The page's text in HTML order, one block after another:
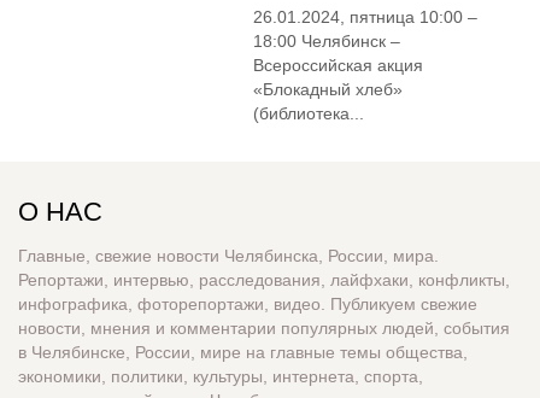
26.01.2024, пятница 10:00 –
18:00 Челябинск –
Всероссийская акция
«Блокадный хлеб»
(библиотека...
О НАС
Главные, свежие новости Челябинска, России, мира.
Репортажи, интервью, расследования, лайфхаки, конфликты,
инфографика, фоторепортажи, видео. Публикуем свежие
новости, мнения и комментарии популярных людей, события
в Челябинске, России, мире на главные темы общества,
экономики, политики, культуры, интернета, спорта,